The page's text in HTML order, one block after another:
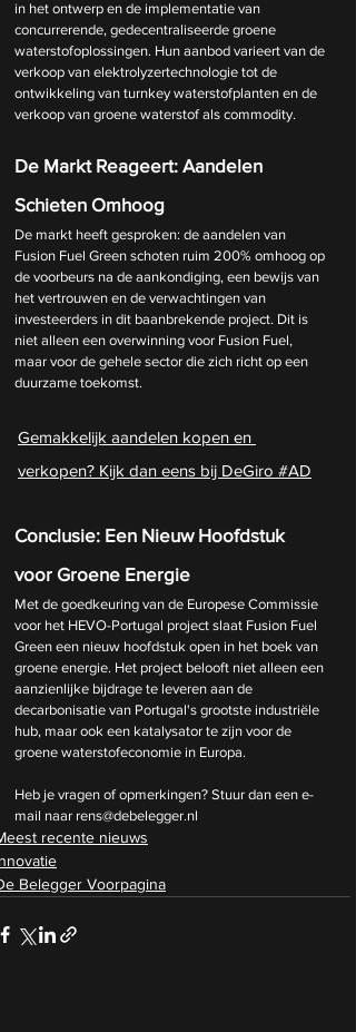
in het ontwerp en de implementatie van
concurrerende, gedecentraliseerde groene
waterstofoplossingen. Hun aanbod varieert van de
verkoop van elektrolyzertechnologie tot de
ontwikkeling van turnkey waterstofplanten en de
verkoop van groene waterstof als commodity.
De Markt Reageert: Aandelen
Schieten Omhoog
De markt heeft gesproken: de aandelen van
Fusion Fuel Green schoten ruim 200% omhoog op
de voorbeurs na de aankondiging, een bewijs van
het vertrouwen en de verwachtingen van
investeerders in dit baanbrekende project. Dit is
niet alleen een overwinning voor Fusion Fuel,
maar voor de gehele sector die zich richt op een
duurzame toekomst.
Gemakkelijk aandelen kopen en
verkopen? Kijk dan eens bij DeGiro #AD
Conclusie: Een Nieuw Hoofdstuk
voor Groene Energie
Met de goedkeuring van de Europese Commissie
voor het HEVO-Portugal project slaat Fusion Fuel
Green een nieuw hoofdstuk open in het boek van
groene energie. Het project belooft niet alleen een
aanzienlijke bijdrage te leveren aan de
decarbonisatie van Portugal's grootste industriële
hub, maar ook een katalysator te zijn voor de
groene waterstofeconomie in Europa.
Heb je vragen of opmerkingen? Stuur dan een e-
mail naar rens@debelegger.nl
recente nieuws
Belegger Voorpagina